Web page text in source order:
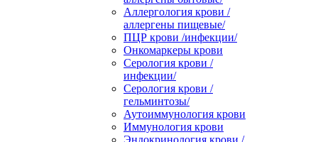
Аллергология крови /
аллергены пищевые/
ПЦР крови /инфекции/
Онкомаркеры крови
Серология крови /
инфекции/
Серология крови /
гельминтозы/
Аутоиммунология крови
Иммунология крови
Эндокринология крови /